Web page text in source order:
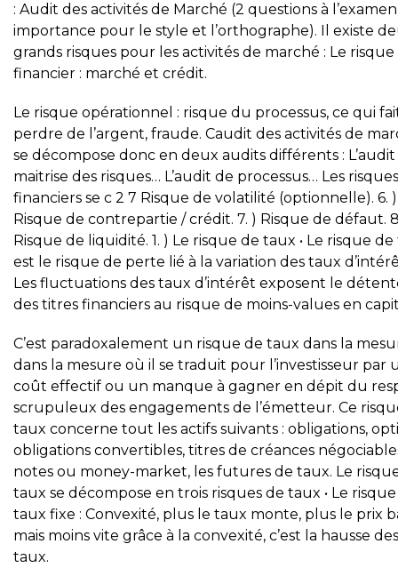
: Audit des activités de Marché (2 questions à
importance pour le style et l’orthographe). Il existe
grands risques pour les activités de marché : Le risque
financier : marché et crédit.
Le risque opérationnel : risque du processus, ce qui
perdre de l’argent, fraude. Caudit des activités de
se décompose donc en deux audits différents :
maitrise des risques… L’audit de processus… Les risques
financiers se c 2 7 Risque de volatilité (optionnelle). 6. )
Risque de contrepartie / crédit. 7. ) Risque de défaut.
Risque de liquidité. 1. ) Le risque de taux • Le risque
est le risque de perte lié à la variation des taux
Les fluctuations des taux d’intérêt exposent le
des titres financiers au risque de moins-values en
C’est paradoxalement un risque de taux dans la
dans la mesure où il se traduit pour l’investisseur par
coût effectif ou un manque à gagner en dépit du
scrupuleux des engagements de l’émetteur. Ce
taux concerne tout les actifs suivants : obligations,
obligations convertibles, titres de créances
notes ou money-market, les futures de taux. Le
taux se décompose en trois risques de taux • Le
taux fixe : Convexité, plus le taux monte, plus le prix
mais moins vite grâce à la convexité, c’est la hausse des
taux.